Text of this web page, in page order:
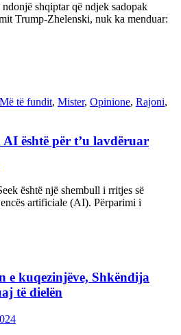
shqiptar që ndjek sadopak
Trump-Zhelenski, nuk ka menduar:
Më të fundit, Mister, Opinione, Rajoni,
është për t’u lavdëruar
është një shembull i rritjes së
artificiale (AI). Përparimi i
e kuqezinjëve, Shkëndija
të dielën